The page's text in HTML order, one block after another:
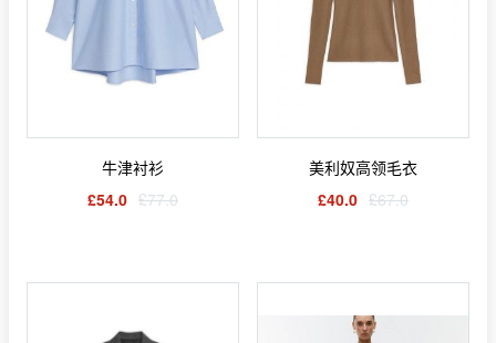
牛津衬衫
£54.0 £77.0
美利奴高领毛衣
£40.0 £67.0